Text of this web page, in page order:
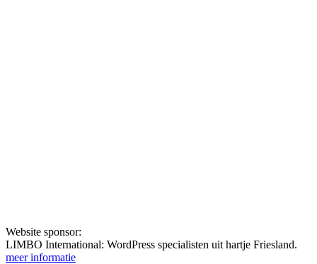
Website sponsor:
LIMBO International: WordPress specialisten uit hartje Friesland.
meer informatie